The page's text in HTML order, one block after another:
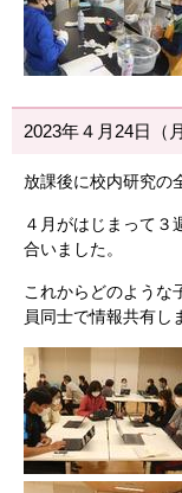
2023年４月24日（月
放課後に校内研究の
４月がはじまって３
合いました。
これからどのような
員同士で情報共有し